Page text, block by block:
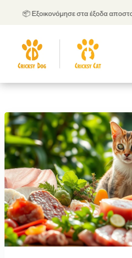
📦 Εξοικονόμησε στα έξοδα αποστολής